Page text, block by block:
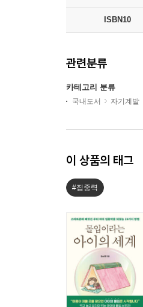
ISBN10
관련분류
카테고리 분류
국내도서 자기계발
이 상품의 태그
#집중력